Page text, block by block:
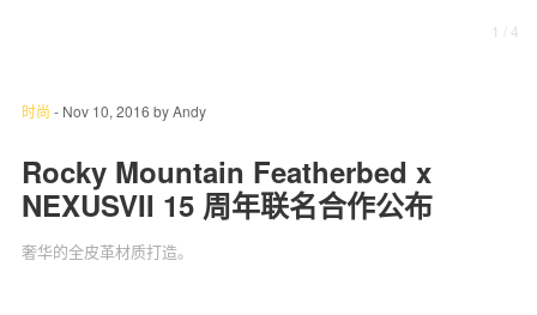
科 技
1 / 4
时尚 - Nov 10, 2016 byAndy
Rocky Mountain Featherbed x
NEXUSVII 15 周年联名合作公布
奢华的全皮革材质打造。